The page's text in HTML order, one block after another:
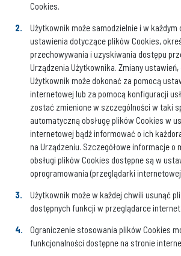
Cookies.
Użytkownik może samodzielnie i w
ustawienia dotyczące plików Cookies,
przechowywania i uzyskiwania dostępu
Urządzenia Użytkownika. Zmiany
Użytkownik może dokonać za pomocą
internetowej lub za pomocą konfiguracji
zostać zmienione w szczególności w taki
automatyczną obsługę plików Cookies w
internetowej bądź informować o ich
na Urządzeniu. Szczegółowe informacje o
obsługi plików Cookies dostępne są w
oprogramowania (przeglądarki
Użytkownik może w każdej chwili usunąć
dostępnych funkcji w przeglądarce
Ograniczenie stosowania plików Cookies
funkcjonalności dostępne na stronie